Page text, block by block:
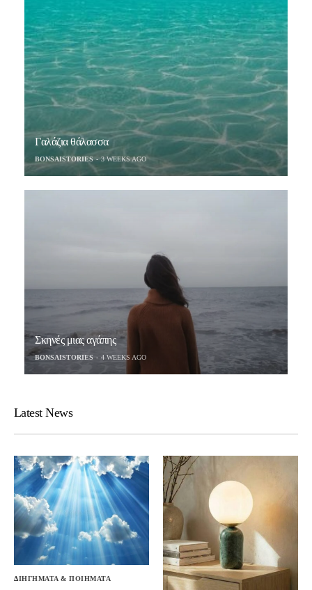
Γαλάζια θάλασσα
BONSAISTORIES 3 WEEKS AGO
Σκηνές μιας αγάπης
BONSAISTORIES 4 WEEKS AGO
Latest News
ΔΙΗΓΗΜΑΤΑ & ΠΟΙΗΜΑΤΑ